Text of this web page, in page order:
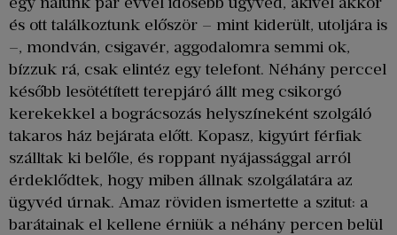
és ott találkoztunk először – mint kiderült, utoljára is
–, mondván, csigavér, aggodalomra semmi ok,
bízzuk rá, csak elintéz egy telefont. Néhány perccel
később lesötétített terepjáró állt meg csikorgó
kerekekkel a bográcsozás helyszíneként szolgáló
takaros ház bejárata előtt. Kopasz, kigyúrt férfiak
szálltak ki belőle, és roppant nyájassággal arról
érdeklődtek, hogy miben állnak szolgálatára az
ügyvéd úrnak. Amaz röviden ismertette a szitut: a
barátainak el kellene érniük a néhány percen belül